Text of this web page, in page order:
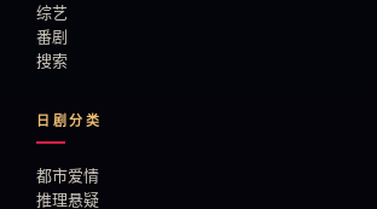
综艺
番剧
搜索
日剧分类
都市爱情
推理悬疑